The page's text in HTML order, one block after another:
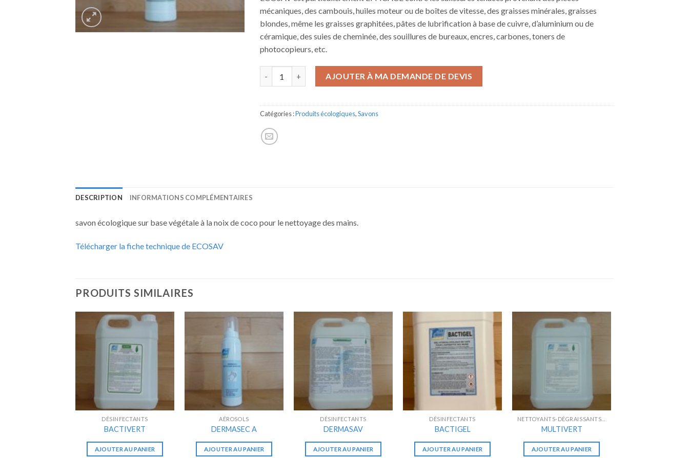
mécaniques, des cambouis, huiles moteur ou de boîtes de vitesse, des graisses minérales, graisses
blondes, même les graisses graphitées, pâtes de lubrification à base de cuivre, d’aluminium ou de
céramique, des suies de cheminée, des souillures de bureaux, encres, carbones, toners de
photocopieurs, etc.
AJOUTER À MA DEMANDE DE DEVIS
Catégories :Produits écologiques,Savons
DESCRIPTION INFORMATIONS COMPLÉMENTAIRES
savon écologique sur base végétale à la noix de coco pour le nettoyage des mains.
Télécharger la fiche technique de ECOSAV
PRODUITS SIMILAIRES
DÉSINFECTANTS
BACTIVERT
AJOUTER AU PANIER
AÉROSOLS
DERMASEC A
AJOUTER AU PANIER
DÉSINFECTANTS
DERMASAV
AJOUTER AU PANIER
DÉSINFECTANTS
BACTIGEL
AJOUTER AU PANIER
MULTIVERT
AJOUTER AU PANIER